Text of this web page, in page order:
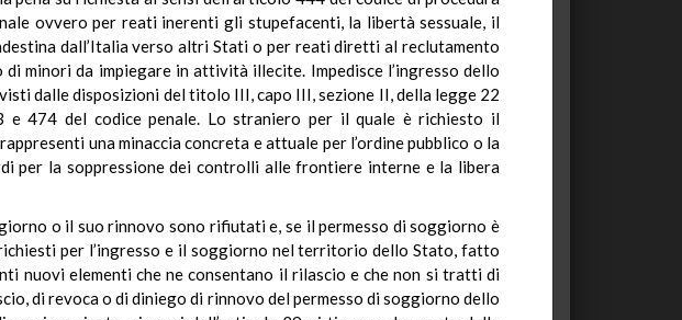
ovvero per reati inerenti gli stupefacenti, la libertà sessuale, il
dall’Italia verso altri Stati o per reati diretti al reclutamento
minori da impiegare in attività illecite. Impedisce l’ingresso dello
dalle disposizioni del titolo III, capo III, sezione II, della legge 22
474 del codice penale. Lo straniero per il quale è richiesto il
una minaccia concreta e attuale per l’ordine pubblico o la
per la soppressione dei controlli alle frontiere interne e la libera
o il suo rinnovo sono rifiutati e, se il permesso di soggiorno è
per l’ingresso e il soggiorno nel territorio dello Stato, fatto
nuovi elementi che ne consentano il rilascio e che non si tratti di
di revoca o di diniego di rinnovo del permesso di soggiorno dello